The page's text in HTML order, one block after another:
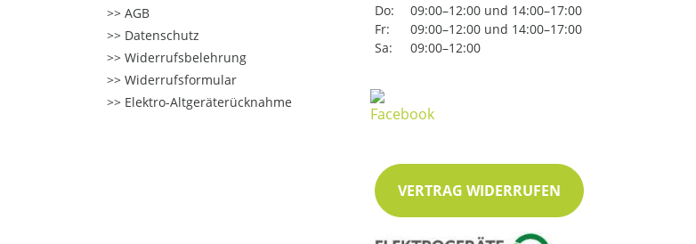
AGB
Datenschutz
Widerrufsbelehrung
Widerrufsformular
Elektro-Altgeräterücknahme
Do:
09:00–12:00 und 14:00–17:00
Fr:
09:00–12:00 und 14:00–17:00
Sa:
09:00–12:00
VERTRAG WIDERRUFEN